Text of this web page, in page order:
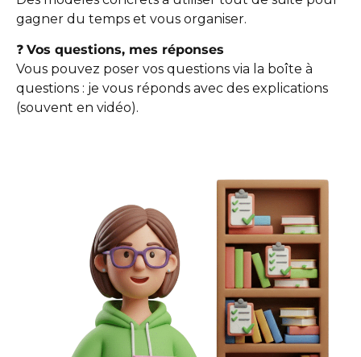
gagner du temps et vous organiser.
❓ Vos questions, mes réponses
Vous pouvez poser vos questions via la boîte à
questions : je vous réponds avec des explications
(souvent en vidéo).